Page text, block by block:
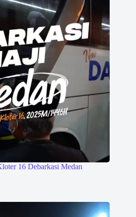
16 Debarkasi Medan